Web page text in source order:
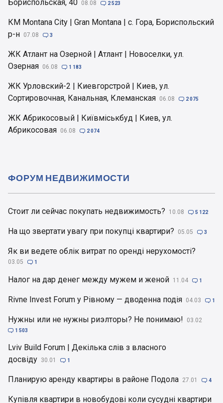
Бориспольская, 40 08.08  2 523
КМ Montana City | Gran Montana | с. Гора, Бориспольский
р-н 07.08  3
ЖК Атлант на Озерной | Атлант | Новоселки, ул.
Озерная 06.08  1 183
ЖК Урловский-2 | Киевгорстрой | Киев, ул.
Сортировочная, Канальная, Клеманская 06.08  2 075
ЖК Абрикосовый | Київміськбуд | Киев, ул.
Абрикосовая 06.08  2 074
Стоит ли сейчас покупать недвижимость? 10.08  5 122
На що звертати увагу при покупці квартири? 05.05  3
Як ви ведете облік витрат по оренді нерухомості?
03.05  1
Налог на дар денег между мужем и женой 11.04  1
Rivne Invest Forum у Рівному — дводенна подія 04.03  1
Нужны или не нужны риэлторы? Не понимаю! 03.02
 1 503
Lviv Build Forum | Декілька слів з власного
досвіду 30.01  1
Планирую аренду квартиры в районе Подола 27.01  4
Купівля квартири в новобудові коли сусудні квартири
ФОРУМ НЕДВИЖИМОСТИ